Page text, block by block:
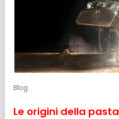
Blog
Le origini della pasta